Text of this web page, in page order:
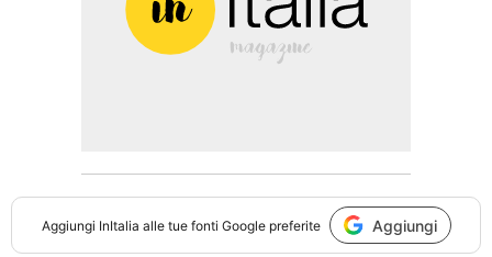
Aggiungi InItalia alle tue fonti Google preferite Aggiungi